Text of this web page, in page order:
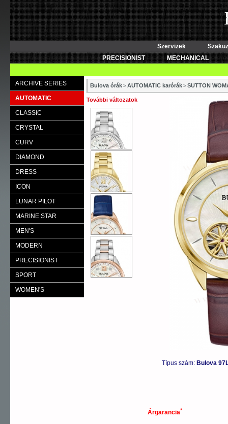
Szervizek
PRECISIONIST
MECHANICAL
ARCHIVE SERIES
AUTOMATIC
CLASSIC
CRYSTAL
CURV
DIAMOND
DRESS
ICON
LUNAR PILOT
MARINE STAR
MEN'S
MODERN
PRECISIONIST
SPORT
WOMEN'S
Bulova órák>AUTOMATIC karórák>SUTTON
További változatok
Típus szám: Bulova
Árgarancia*